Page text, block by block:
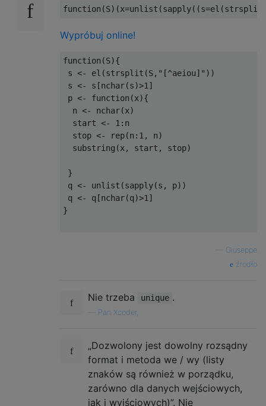
function (S)(x=unlist (sapply((s=el (strsplit
Wypróbuj online!
function (S){
s <- el (strsplit (S, "[^aeiou]" ))
s <- s [nchar(s)>1 ]
p <- function (x){
  n
<- nchar(x)
  start
<- 1 : n
  stop
<- rep(n : 1 , n)
  substring
(x, start , stop)
}
q <- unlist (sapply(s , p))
q <- q [nchar(q)>1 ]
}
Giuseppe
źródło
Nie trzeba unique .
Pan Xcoder,
„Dozwolony jest dowolny rozsądny
format i metoda we / wy (listy
znaków są również w porządku,
zarówno dla danych wejściowych,
jak i wyjściowych)”. Nie